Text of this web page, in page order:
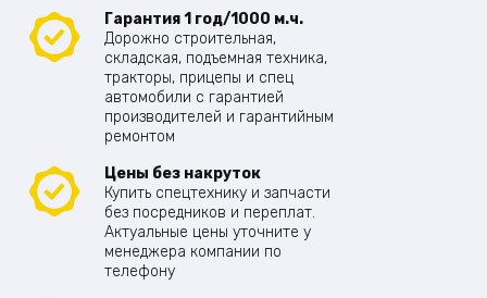
Гарантия 1 год/1000 м.ч.
Дорожно строительная,
складская, подъемная техника,
тракторы, прицепы и спец
автомобили с гарантией
производителей и гарантийным
ремонтом
Цены без накруток
Купить спецтехнику и запчасти
без посредников и переплат.
Актуальные цены уточните у
менеджера компании по
телефону